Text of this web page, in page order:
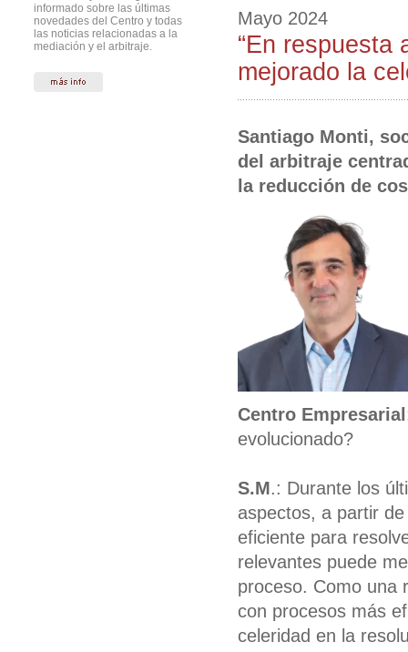
informado sobre las últimas
novedades del Centro y todas
las noticias relacionadas a la
mediación y el arbitraje.
Mayo 2024
“En respuesta
mejorado la
Santiago Monti,
del arbitraje
la reducción de
Centro Empresarial
evolucionado?
S.M.: Durante los
aspectos, a partir
eficiente para
relevantes puede
proceso. Como una
con procesos más
celeridad en la